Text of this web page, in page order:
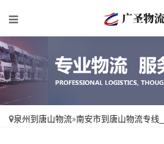
泉州到唐山物流»南安市到唐山物流专线